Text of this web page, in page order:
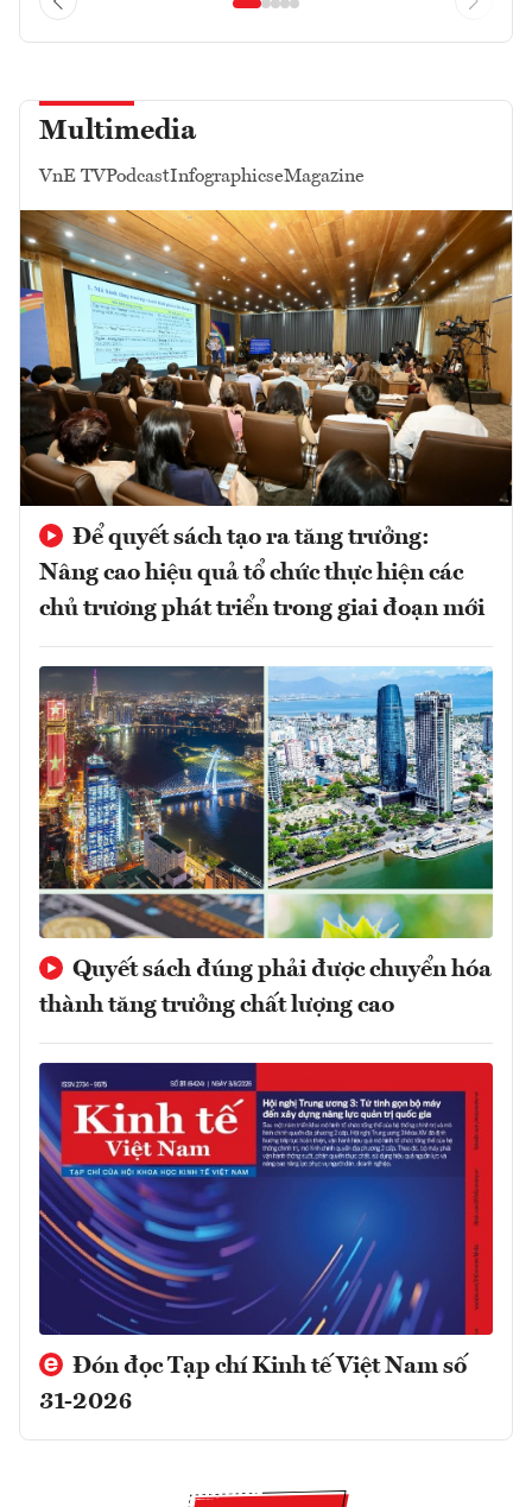
Multimedia
VnE TVPodcastInfographicseMagazine
Để quyết sách tạo ra tăng trưởng:
Nâng cao hiệu quả tổ chức thực hiện các
chủ trương phát triển trong giai đoạn mới
Quyết sách đúng phải được chuyển hóa
thành tăng trưởng chất lượng cao
Đón đọc Tạp chí Kinh tế Việt Nam số
31-2026